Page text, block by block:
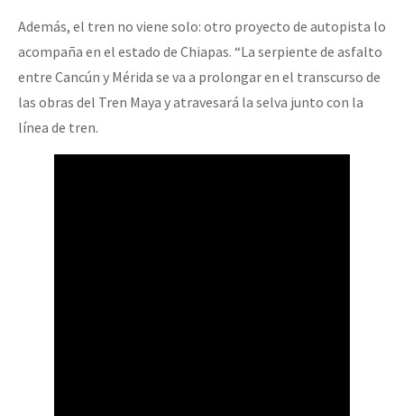
Además, el tren no viene solo: otro proyecto de autopista lo
acompaña en el estado de Chiapas. “La serpiente de asfalto
entre Cancún y Mérida se va a prolongar en el transcurso de
las obras del Tren Maya y atravesará la selva junto con la
línea de tren.